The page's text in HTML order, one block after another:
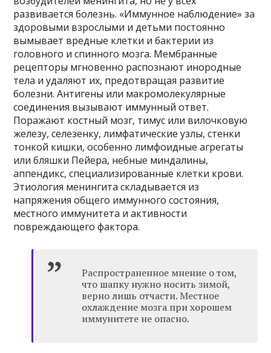
развивается болезнь. «Иммунное наблюдение» за
здоровыми взрослыми и детьми постоянно
вымывает вредные клетки и бактерии из
головного и спинного мозга. Мембранные
рецепторы мгновенно распознают инородные
тела и удаляют их, предотвращая развитие
болезни. Антигены или макромолекулярные
соединения вызывают иммунный ответ.
Поражают костный мозг, тимус или вилочковую
железу, селезенку, лимфатические узлы, стенки
тонкой кишки, особенно лимфоидные агрегаты
или бляшки Пейера, небные миндалины,
аппендикс, специализированные клетки крови.
Этиология менингита складывается из
напряжения общего иммунного состояния,
местного иммунитета и активности
повреждающего фактора.
Распространенное мнение о том,
что шапку нужно носить зимой,
верно лишь отчасти. Местное
охлаждение мозга при хорошем
иммунитете не опасно.